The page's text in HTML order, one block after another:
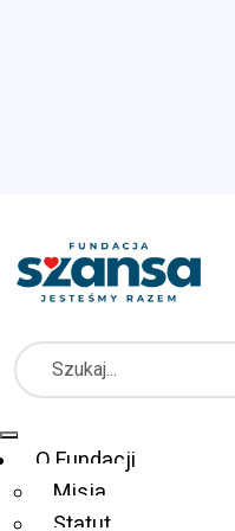
Szukaj
Menu Główne
O Fundacji
Misja
Statut